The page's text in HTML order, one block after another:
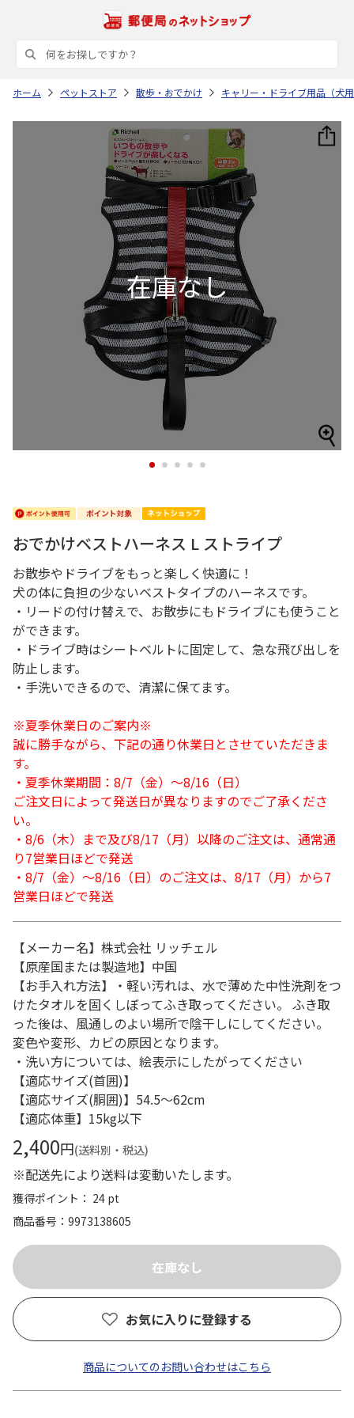
ホーム ペットストア 散歩・おでかけ キャリー・ドライブ用品（犬
1 2 3 4 5
おでかけベストハーネス L ストライプ
お散歩やドライブをもっと楽しく快適に！
犬の体に負担の少ないベストタイプのハーネスです。
・リードの付け替えで、お散歩にもドライブにも使うこと
ができます。
・ドライブ時はシートベルトに固定して、急な飛び出しを
防止します。
・手洗いできるので、清潔に保てます。
※夏季休業日のご案内※
誠に勝手ながら、下記の通り休業日とさせていただきま
す。
・夏季休業期間：8/7（金）～8/16（日）
ご注文日によって発送日が異なりますのでご了承くださ
い。
・8/6（木）まで及び8/17（月）以降のご注文は、通常通
り7営業日ほどで発送
・8/7（金）～8/16（日）のご注文は、8/17（月）から7
営業日ほどで発送
【メーカー名】株式会社 リッチェル
【原産国または製造地】中国
【お手入れ方法】・軽い汚れは、水で薄めた中性洗剤をつ
けたタオルを固くしぼってふき取ってください。 ふき取
った後は、風通しのよい場所で陰干しにしてください。
変色や変形、カビの原因となります。
・洗い方については、絵表示にしたがってください
【適応サイズ(首囲)】
【適応サイズ(胴囲)】54.5～62cm
【適応体重】15kg以下
2,400円(送料別・税込)
※配送先により送料は変動いたします。
獲得ポイント： 24 pt
商品番号
9973138605
お気に入りに登録する
商品についてのお問い合わせはこちら